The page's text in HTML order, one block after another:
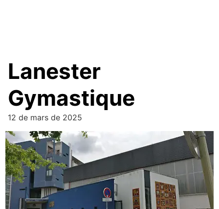
Lanester
Gymastique
12 de mars de 2025